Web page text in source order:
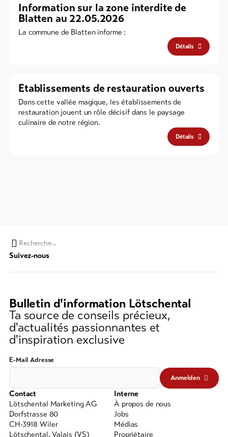
Information sur la zone interdite de
Blatten au 22.05.2026
La commune de Blatten informe :
Détails
Établissements de restauration ouverts
Dans cette vallée magique, les établissements de
restauration jouent un rôle décisif dans le paysage
culinaire de notre région.
Détails
Chaine
de
recherche
moins
3
caractères)
Suivez-nous
Bulletin d'information Lötschental
Ta source de conseils précieux,
d'actualités passionnantes et
d'inspiration exclusive
E-Mail Adresse
Anmelden
Contact
Lötschental Marketing AG
Dorfstrasse 80
CH-3918 Wiler
Lötschental, Valais (VS)
Interne
À propos de nous
Jobs
Médias
Propriétaire